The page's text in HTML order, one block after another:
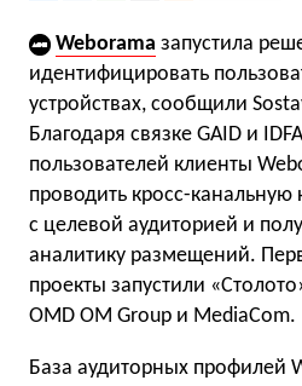
Weborama запустила
идентифицировать
устройствах, сообщили
Благодаря связке GAID и
пользователей клиенты
проводить кросс-
с целевой аудиторией и
аналитику размещений.
проекты запустили
OMD OM Group и MediaCom.
База аудиторных профилей